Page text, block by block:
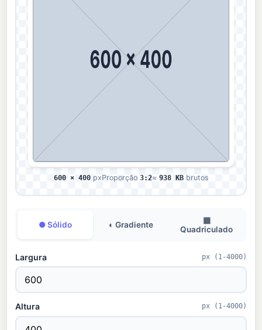
600 × 400pxProporção 3:2≈ 938 KBbrutos
● Sólido ◐ Gradiente
▦
Quadriculado
Largura px (1-4000)
Altura px (1-4000)